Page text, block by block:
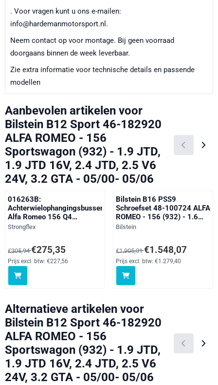
. Voor vragen kunt u ons e-mailen:
info@hardemanmotorsport.nl.
Neem contact op voor montage. Bij geen voorraad
doorgaans binnen de week leverbaar.
Zie extra informatie voor technische details en passende
modellen
Aanbevolen artikelen voor
Bilstein B12 Sport 46-182920
ALFA ROMEO - 156
Sportswagon (932) - 1.9 JTD,
1.9 JTD 16V, 2.4 JTD, 2.5 V6
24V, 3.2 GTA - 05/00- 05/06
016263B:
Achterwielophangingsbussenset
Alfa Romeo 156 Q4
Crosswagon
Merk:
Strongflex
Van 305,94 voor 275,35, exclusief btw: 227,56
€305,94€275,35
Prijs excl. btw: €227,56
Bilstein B16 PSS9
Schroefset 48-100724 ALFA
ROMEO - 156 (932) - 1.6
16V T.SPARK, 1.8 16V
GLX, 2.0 JTS, 2.4 JTD, 2.5
V6 24V, 3.2 GTA 77 -184
kW - 09/97- 09/05
Merk:
Bilstein
Van 1 905,31 voor 1 548,07,
€1.905,31€1.548,07
Prijs excl. btw: €1.279,40
Alternatieve artikelen voor
Bilstein B12 Sport 46-182920
ALFA ROMEO - 156
Sportswagon (932) - 1.9 JTD,
1.9 JTD 16V, 2.4 JTD, 2.5 V6
24V, 3.2 GTA - 05/00- 05/06